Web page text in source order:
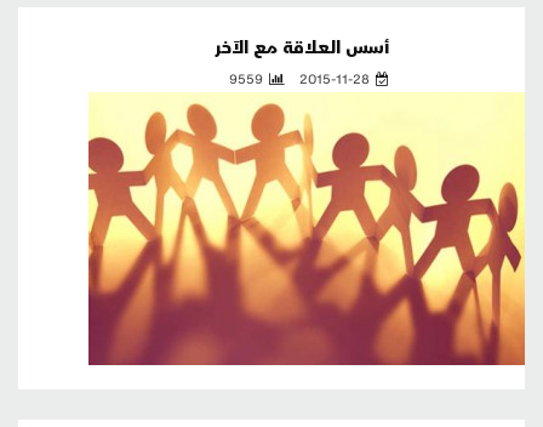
أسس العلاقة مع الآخر
2015-11-28
9559